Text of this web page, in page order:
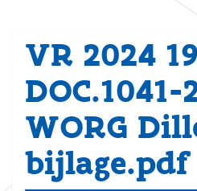
VR 2024
DOC.1041-
WORG
bijlage.pdf